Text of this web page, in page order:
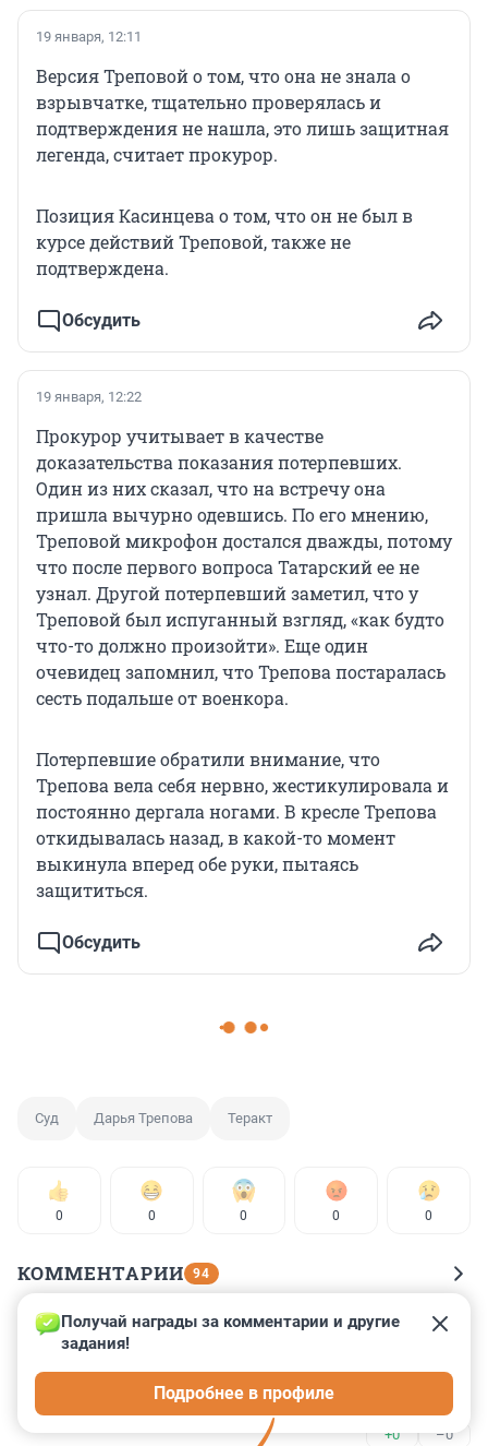
19 января, 12:11
Версия Треповой о том, что она не знала о
взрывчатке, тщательно проверялась и
подтверждения не нашла, это лишь защитная
легенда, считает прокурор.
Позиция Касинцева о том, что он не был в
курсе действий Треповой, также не
подтверждена.
Обсудить
19 января, 12:22
Прокурор учитывает в качестве
доказательства показания потерпевших.
Один из них сказал, что на встречу она
пришла вычурно одевшись. По его мнению,
Треповой микрофон достался дважды, потому
что после первого вопроса Татарский ее не
узнал. Другой потерпевший заметил, что у
Треповой был испуганный взгляд, «как будто
что-то должно произойти». Еще один
очевидец запомнил, что Трепова постаралась
сесть подальше от военкора.
Потерпевшие обратили внимание, что
Трепова вела себя нервно, жестикулировала и
постоянно дергала ногами. В кресле Трепова
откидывалась назад, в какой-то момент
выкинула вперед обе руки, пытаясь
защититься.
Обсудить
Суд Дарья Трепова Теракт
0 0 0 0 0
КОММЕНТАРИИ 94
Гость
20 января 2024, 14:40
ВЫСШАЯ - МЕРА СОЦИАЛЬНОЙ ЗАЩИТЫ , ИНОГО
РЕШЕНИЯ - БЫТЬ НЕ ДОЛЖНО !🚩👈
+0 –0
Получай награды за комментарии и другие
задания!
Подробнее в профиле